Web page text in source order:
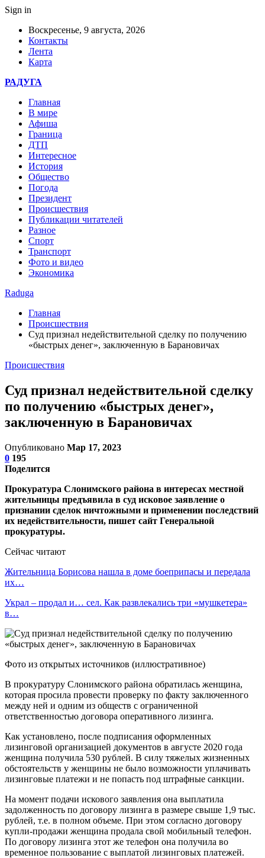
Sign in
Воскресенье, 9 августа, 2026
Контакты
Лента
Карта
РАДУГА
Главная
В мире
Афиша
Граница
ДТП
Интересное
История
Общество
Погода
Президент
Происшествия
Публикации читателей
Разное
Спорт
Транспорт
Фото и видео
Экономика
Raduga
Главная
Происшествия
Суд признал недействительной сделку по получению
«быстрых денег», заключенную в Барановичах
Происшествия
Суд признал недействительной сделку
по получению «быстрых денег»,
заключенную в Барановичах
Опубликовано Мар 17, 2023
0 195
Поделится
Прокуратура Слонимского района в интересах местной
жительницы предъявила в суд исковое заявление о
признании сделок ничтожными и применении последствий
их недействительности, пишет сайт Генеральной
прокуратуры.
Сейчас читают
Жительница Борисова нашла в доме боеприпасы и передала
их…
Украл – продал и… сел. Как развлекались три «мушкетера»
в…
Фото из открытых источников (иллюстративное)
В прокуратуру Слонимского района обратилась женщина,
которая просила провести проверку по факту заключенного
между ней и одним из обществ с ограниченной
ответственностью договора оперативного лизинга.
Как установлено, после подписания оформленных
лизинговой организацией документов в августе 2020 года
женщина получила 530 рублей. В силу тяжелых жизненных
обстоятельств у женщины не было возможности уплачивать
лизинговые платежи и не попасть под штрафные санкции.
На момент подачи искового заявления она выплатила
задолженность по договору лизинга в размере свыше 1,9 тыс.
рублей, т.е. в полном объеме. При этом согласно договору
купли-продажи женщина продала свой мобильный телефон.
По договору лизинга этот же телефон она получила во
временное пользование с выплатой лизинговых платежей.